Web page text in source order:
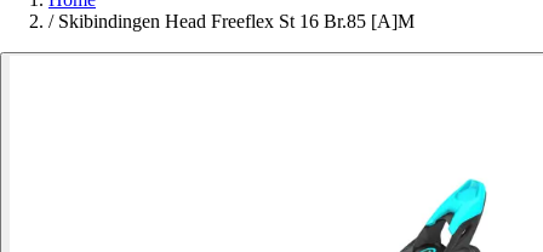
/ Skibindingen Head Freeflex St 16 Br.85 [A]M